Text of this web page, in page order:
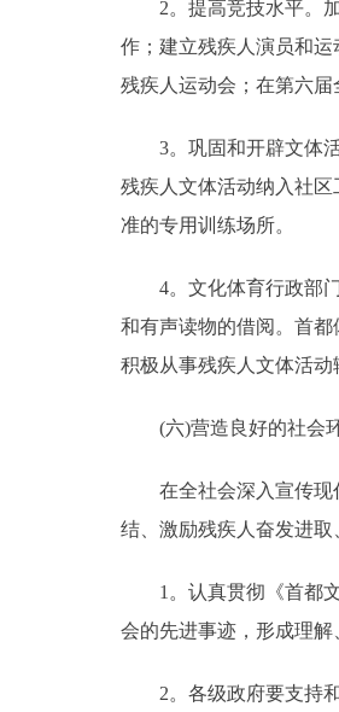
2。提高竞技水平。加
作；建立残疾人演员和
残疾人运动会；在第六
3。巩固和开辟文体活
残疾人文体活动纳入社
准的专用训练场所。
4。文化体育行政部门
和有声读物的借阅。首
积极从事残疾人文体活动
(六)营造良好的社会环
在全社会深入宣传现代
结、激励残疾人奋发进
1。认真贯彻《首都文
会的先进事迹，形成理
2。各级政府要支持和